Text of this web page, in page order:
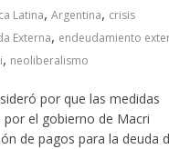
Latina, Argentina, crisis
Externa, endeudamiento
, neoliberalismo
por que las medidas
el gobierno de Macri
de pagos para la deuda